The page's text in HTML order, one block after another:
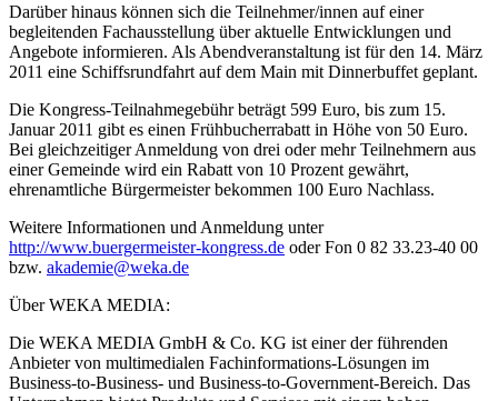
Darüber hinaus können sich die Teilnehmer/innen auf einer
begleitenden Fachausstellung über aktuelle Entwicklungen und
Angebote informieren. Als Abendveranstaltung ist für den 14. März
2011 eine Schiffsrundfahrt auf dem Main mit Dinnerbuffet geplant.
Die Kongress-Teilnahmegebühr beträgt 599 Euro, bis zum 15.
Januar 2011 gibt es einen Frühbucherrabatt in Höhe von 50 Euro.
Bei gleichzeitiger Anmeldung von drei oder mehr Teilnehmern aus
einer Gemeinde wird ein Rabatt von 10 Prozent gewährt,
ehrenamtliche Bürgermeister bekommen 100 Euro Nachlass.
Weitere Informationen und Anmeldung unter
http://www.buergermeister-kongress.de oder Fon 0 82 33.23-40 00
bzw. akademie@weka.de
Über WEKA MEDIA:
Die WEKA MEDIA GmbH & Co. KG ist einer der führenden
Anbieter von multimedialen Fachinformations-Lösungen im
Business-to-Business- und Business-to-Government-Bereich. Das